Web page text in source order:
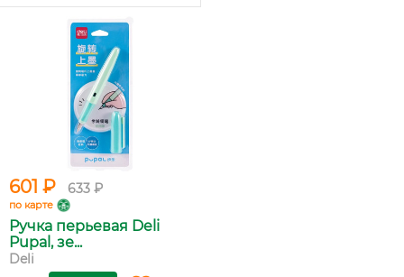
601 ₽ 633 ₽
по карте
Ручка перьевая Deli
Pupal, зе...
Deli